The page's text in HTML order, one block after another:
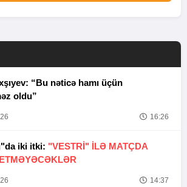
“Bu nəticə hamı üçün
oldu”
16:26
iki itki: "VESTRİ" İLƏ MATÇDA
14:37